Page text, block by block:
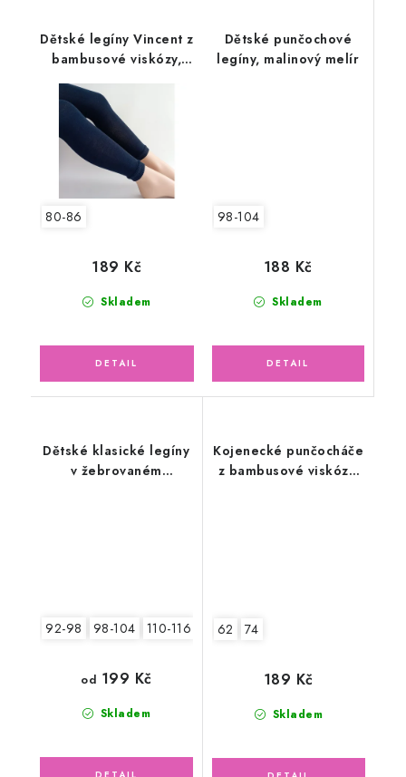
Dětské legíny Vincent z
bambusové viskózy,
tmavě modré
80-86
Skladem
189 Kč
Dětské punčochové
legíny, malinový melír
98-104
Skladem
188 Kč
Dětské klasické legíny
v žebrovaném
92-98 98-104 110-116
Skladem
od 199 Kč
Kojenecké punčocháče
z bambusové viskózy,
62 74
Skladem
189 Kč